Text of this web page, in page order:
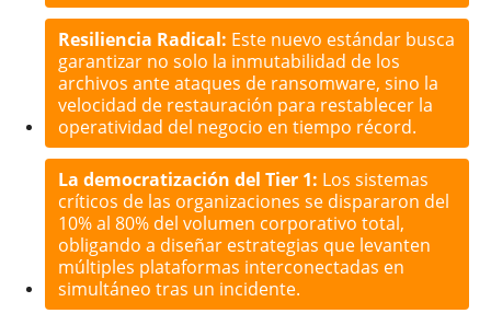
Resiliencia Radical: Este nuevo estándar busca
garantizar no solo la inmutabilidad de los
archivos ante ataques de ransomware, sino la
velocidad de restauración para restablecer la
operatividad del negocio en tiempo récord.
La democratización del Tier 1: Los sistemas
críticos de las organizaciones se dispararon del
10% al 80% del volumen corporativo total,
obligando a diseñar estrategias que levanten
múltiples plataformas interconectadas en
simultáneo tras un incidente.